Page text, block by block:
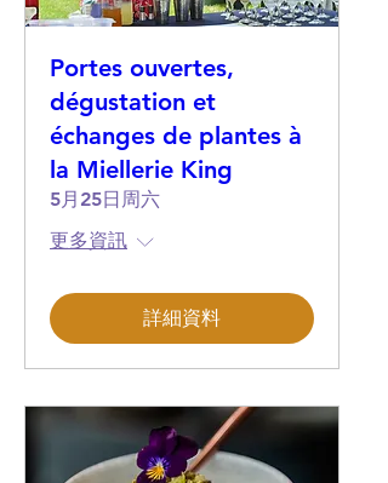
Portes ouvertes,
dégustation et
échanges de plantes à
la Miellerie King
5月25日周六
更多資訊
詳細資料